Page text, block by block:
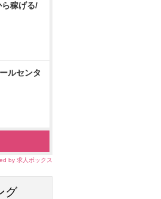
稼げる/
ルセンタ
by 求人ボックス
グ